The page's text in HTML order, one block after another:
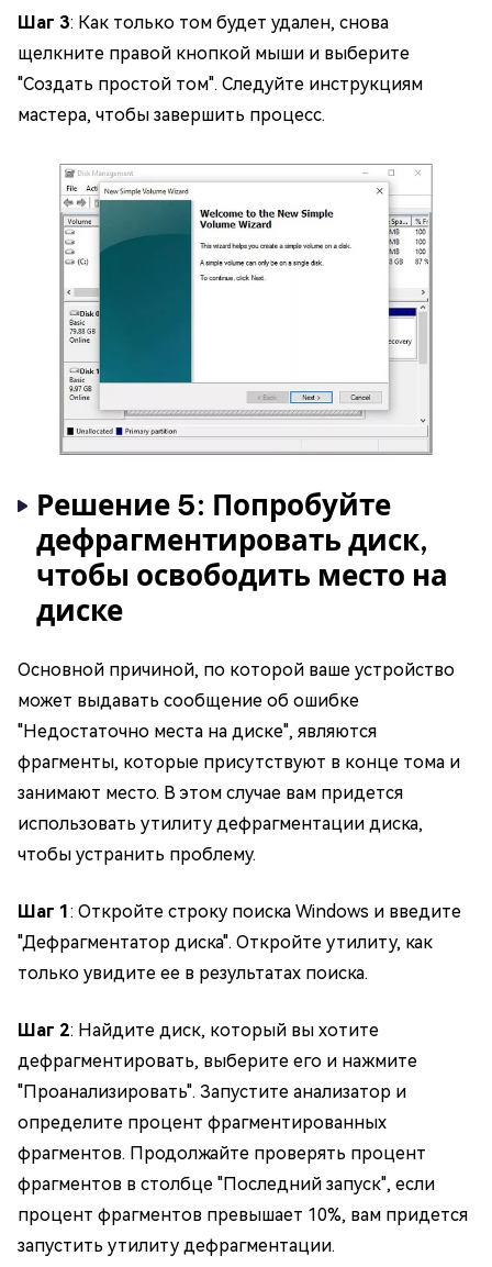
Шаг 3: Как только том будет удален, снова
щелкните правой кнопкой мыши и выберите
"Создать простой том". Следуйте инструкциям
мастера, чтобы завершить процесс.
Решение 5: Попробуйте
дефрагментировать диск,
чтобы освободить место на
диске
Основной причиной, по которой ваше устройство
может выдавать сообщение об ошибке
"Недостаточно места на диске", являются
фрагменты, которые присутствуют в конце тома и
занимают место. В этом случае вам придется
использовать утилиту дефрагментации диска,
чтобы устранить проблему.
Шаг 1 : Откройте строку поиска Windows и введите
"Дефрагментатор диска". Откройте утилиту, как
только увидите ее в результатах поиска.
Шаг 2: Найдите диск, который вы хотите
дефрагментировать, выберите его и нажмите
"Проанализировать". Запустите анализатор и
определите процент фрагментированных
фрагментов. Продолжайте проверять процент
фрагментов в столбце "Последний запуск", если
процент фрагментов превышает 10%, вам придется
запустить утилиту дефрагментации.